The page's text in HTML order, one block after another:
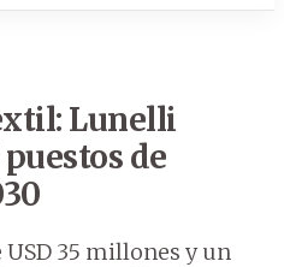
Lunelli
de
35 millones y un